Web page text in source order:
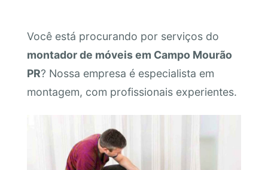
Você está procurando por serviços do
montador de móveis em Campo Mourão
PR? Nossa empresa é especialista em
montagem, com profissionais experientes.